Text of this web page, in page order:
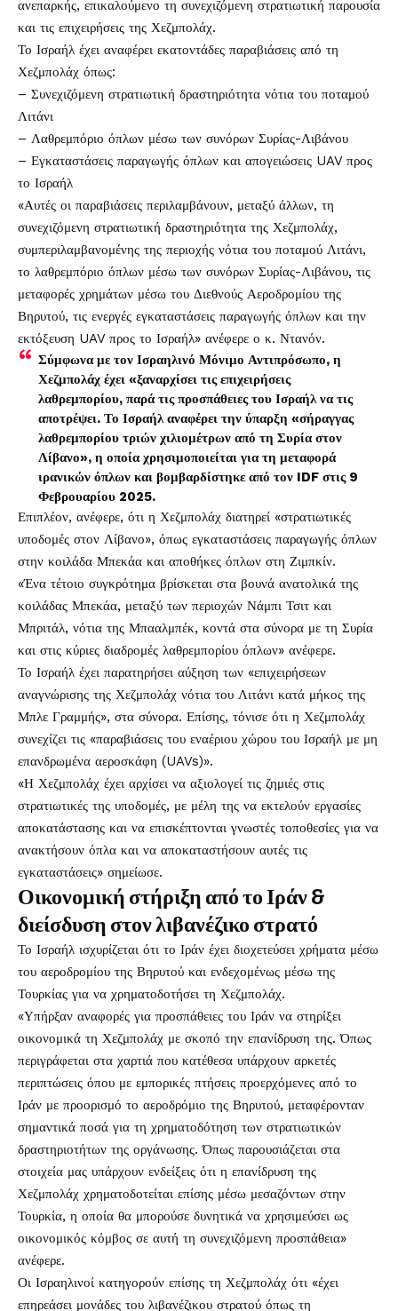
ανεπαρκής, επικαλούμενο τη συνεχιζόμενη στρατιωτική παρουσία
και τις επιχειρήσεις της Χεζμπολάχ.
Το Ισραήλ έχει αναφέρει εκατοντάδες παραβιάσεις από τη
Χεζμπολάχ όπως:
– Συνεχιζόμενη στρατιωτική δραστηριότητα νότια του ποταμού
Λιτάνι
– Λαθρεμπόριο όπλων μέσω των συνόρων Συρίας-Λιβάνου
– Εγκαταστάσεις παραγωγής όπλων και απογειώσεις UAV προς
το Ισραήλ
«Αυτές οι παραβιάσεις περιλαμβάνουν, μεταξύ άλλων, τη
συνεχιζόμενη στρατιωτική δραστηριότητα της Χεζμπολάχ,
συμπεριλαμβανομένης της περιοχής νότια του ποταμού Λιτάνι,
το λαθρεμπόριο όπλων μέσω των συνόρων Συρίας-Λιβάνου, τις
μεταφορές χρημάτων μέσω του Διεθνούς Αεροδρομίου της
Βηρυτού, τις ενεργές εγκαταστάσεις παραγωγής όπλων και την
εκτόξευση UAV προς το Ισραήλ» ανέφερε ο κ. Ντανόν.
Σύμφωνα με τον Ισραηλινό Μόνιμο Αντιπρόσωπο, η
Χεζμπολάχ έχει «ξαναρχίσει τις επιχειρήσεις
λαθρεμπορίου, παρά τις προσπάθειες του Ισραήλ να τις
αποτρέψει. Το Ισραήλ αναφέρει την ύπαρξη «σήραγγας
λαθρεμπορίου τριών χιλιομέτρων από τη Συρία στον
Λίβανο», η οποία χρησιμοποιείται για τη μεταφορά
ιρανικών όπλων και βομβαρδίστηκε από τον IDF στις 9
Φεβρουαρίου 2025.
Επιπλέον, ανέφερε, ότι η Χεζμπολάχ διατηρεί «στρατιωτικές
υποδομές στον Λίβανο», όπως εγκαταστάσεις παραγωγής όπλων
στην κοιλάδα Μπεκάα και αποθήκες όπλων στη Ζιμπκίν.
«Ένα τέτοιο συγκρότημα βρίσκεται στα βουνά ανατολικά της
κοιλάδας Μπεκάα, μεταξύ των περιοχών Νάμπι Τσιτ και
Μπριτάλ, νότια της Μπααλμπέκ, κοντά στα σύνορα με τη Συρία
και στις κύριες διαδρομές λαθρεμπορίου όπλων» ανέφερε.
Το Ισραήλ έχει παρατηρήσει αύξηση των «επιχειρήσεων
αναγνώρισης της Χεζμπολάχ νότια του Λιτάνι κατά μήκος της
Μπλε Γραμμής», στα σύνορα. Επίσης, τόνισε ότι η Χεζμπολάχ
συνεχίζει τις «παραβιάσεις του εναέριου χώρου του Ισραήλ με μη
επανδρωμένα αεροσκάφη (UAVs)».
«Η Χεζμπολάχ έχει αρχίσει να αξιολογεί τις ζημιές στις
στρατιωτικές της υποδομές, με μέλη της να εκτελούν εργασίες
αποκατάστασης και να επισκέπτονται γνωστές τοποθεσίες για να
ανακτήσουν όπλα και να αποκαταστήσουν αυτές τις
εγκαταστάσεις» σημείωσε.
Οικονομική στήριξη από το Ιράν &
διείσδυση στον λιβανέζικο στρατό
Το Ισραήλ ισχυρίζεται ότι το Ιράν έχει διοχετεύσει χρήματα μέσω
του αεροδρομίου της Βηρυτού και ενδεχομένως μέσω της
Τουρκίας για να χρηματοδοτήσει τη Χεζμπολάχ.
«Υπήρξαν αναφορές για προσπάθειες του Ιράν να στηρίξει
οικονομικά τη Χεζμπολάχ με σκοπό την επανίδρυση της. Όπως
περιγράφεται στα χαρτιά που κατέθεσα υπάρχουν αρκετές
περιπτώσεις όπου με εμπορικές πτήσεις προερχόμενες από το
Ιράν με προορισμό το αεροδρόμιο της Βηρυτού, μεταφέρονταν
σημαντικά ποσά για τη χρηματοδότηση των στρατιωτικών
δραστηριοτήτων της οργάνωσης. Όπως παρουσιάζεται στα
στοιχεία μας υπάρχουν ενδείξεις ότι η επανίδρυση της
Χεζμπολάχ χρηματοδοτείται επίσης μέσω μεσαζόντων στην
Τουρκία, η οποία θα μπορούσε δυνητικά να χρησιμεύσει ως
οικονομικός κόμβος σε αυτή τη συνεχιζόμενη προσπάθεια»
ανέφερε.
Οι Ισραηλινοί κατηγορούν επίσης τη Χεζμπολάχ ότι «έχει
επηρεάσει μονάδες του λιβανέζικου στρατού όπως τη